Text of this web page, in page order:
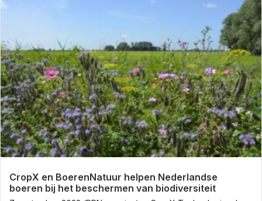
CropX en BoerenNatuur helpen Nederlandse
boeren bij het beschermen van biodiversiteit